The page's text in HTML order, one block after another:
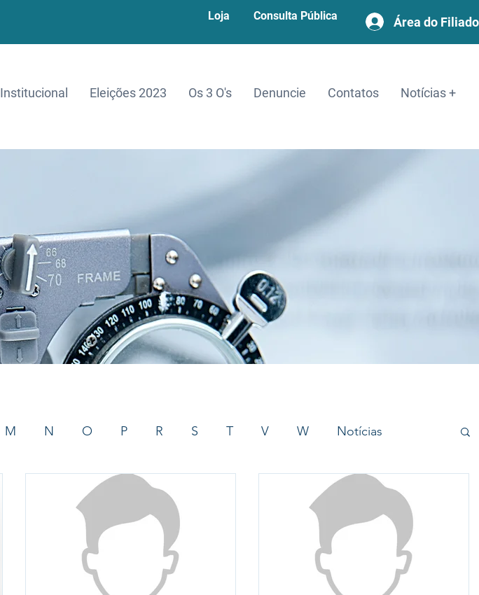
Loja Consulta Pública Área do Filiado
Institucional Eleições 2023 Os 3 O's Denuncie Contatos Notícias +
M N O P R S T V W Notícias